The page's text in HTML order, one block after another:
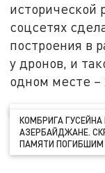
исторической
соцсетях
построения в
у дронов, и
одном месте –
КОМБРИГА
АЗЕРБАЙДЖАНЕ.
ПАМЯТИ